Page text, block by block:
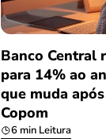
Banco Central
para 14% ao
que muda
Copom
6 min Leitura